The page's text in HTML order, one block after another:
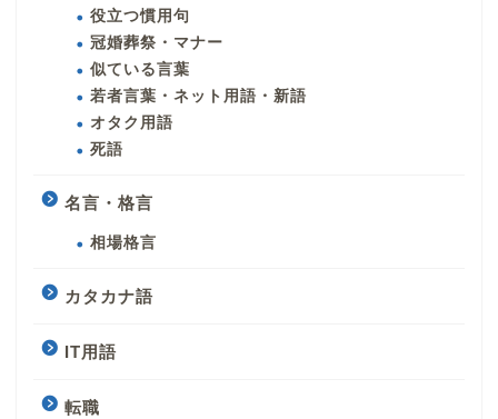
役立つ慣用句
冠婚葬祭・マナー
似ている言葉
若者言葉・ネット用語・新語
オタク用語
死語
名言・格言
相場格言
カタカナ語
IT用語
転職